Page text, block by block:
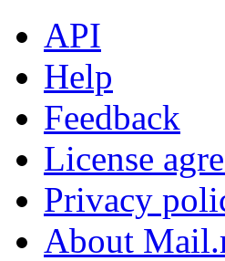
API
Help
Feedback
License
Privacy
About